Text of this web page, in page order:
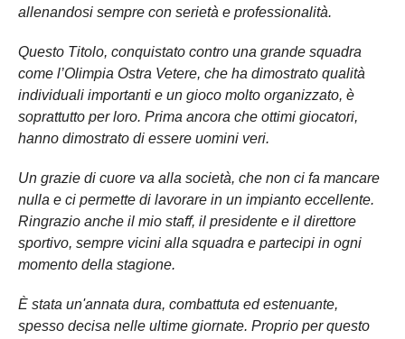
allenandosi sempre con serietà e professionalità.
Questo Titolo, conquistato contro una grande squadra
come l’Olimpia Ostra Vetere, che ha dimostrato qualità
individuali importanti e un gioco molto organizzato, è
soprattutto per loro. Prima ancora che ottimi giocatori,
hanno dimostrato di essere uomini veri.
Un grazie di cuore va alla società, che non ci fa mancare
nulla e ci permette di lavorare in un impianto eccellente.
Ringrazio anche il mio staff, il presidente e il direttore
sportivo, sempre vicini alla squadra e partecipi in ogni
momento della stagione.
È stata un'annata dura, combattuta ed estenuante,
spesso decisa nelle ultime giornate. Proprio per questo